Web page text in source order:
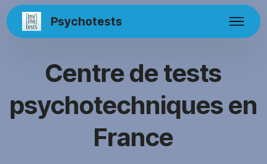
Psychotests
Centre de tests
psychotechniques en
France